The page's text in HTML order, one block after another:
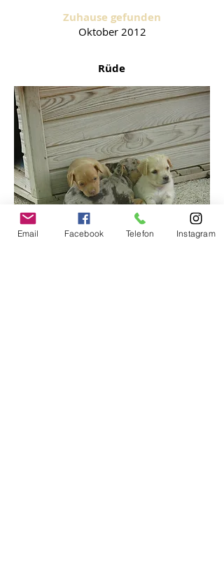
Zuhause gefunden
Oktober 2012
Rüde
Email Facebook Telefon Instagram